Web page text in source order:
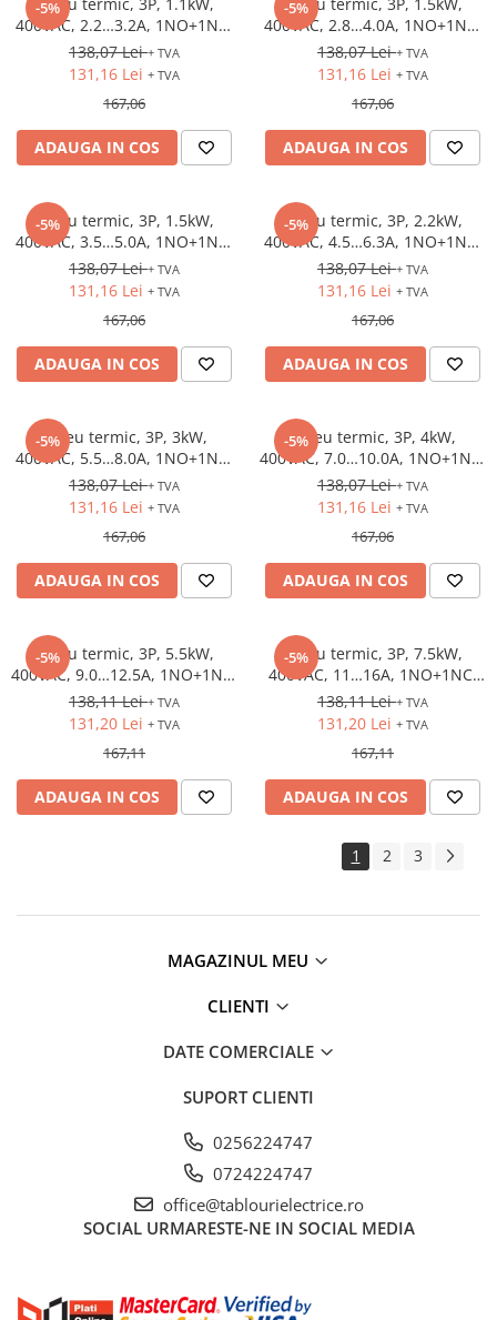
-5%
400VAC, 2.2…3.2A, 1NO+1NC,
S00
138,07 Lei+ TVA
131,16 Lei + TVA
167,06
ADAUGA IN COS
-5%
400VAC, 2.8…4.0A, 1NO+1NC,
S00
138,07 Lei+ TVA
131,16 Lei + TVA
167,06
ADAUGA IN COS
-5%
Releu termic, 3P, 1.5kW,
400VAC, 3.5…5.0A, 1NO+1NC,
S00
138,07 Lei+ TVA
131,16 Lei + TVA
167,06
ADAUGA IN COS
-5%
Releu termic, 3P, 2.2kW,
400VAC, 4.5…6.3A, 1NO+1NC,
S00
138,07 Lei+ TVA
131,16 Lei + TVA
167,06
ADAUGA IN COS
-5%
Releu termic, 3P, 3kW,
400VAC, 5.5…8.0A, 1NO+1NC,
S00
138,07 Lei+ TVA
131,16 Lei + TVA
167,06
ADAUGA IN COS
-5%
Releu termic, 3P, 4kW,
400VAC, 7.0…10.0A, 1NO+1NC,
S00
138,07 Lei+ TVA
131,16 Lei + TVA
167,06
ADAUGA IN COS
-5%
Releu termic, 3P, 5.5kW,
400VAC, 9.0…12.5A, 1NO+1NC,
S00
138,11 Lei+ TVA
131,20 Lei + TVA
167,11
ADAUGA IN COS
-5%
Releu termic, 3P, 7.5kW,
400VAC, 11…16A, 1NO+1NC,
S00
138,11 Lei+ TVA
131,20 Lei + TVA
167,11
ADAUGA IN COS
1 2 3
MAGAZINUL MEU
CLIENTI
DATE COMERCIALE
SUPORT CLIENTI
0256224747
0724224747
office@tablourielectrice.ro
SOCIAL URMARESTE-NE IN SOCIAL MEDIA